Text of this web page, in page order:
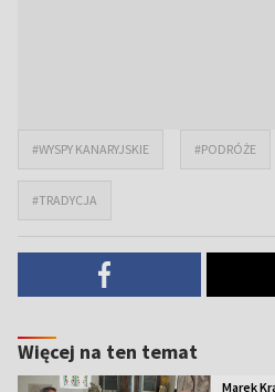
#WYSPY KANARYJSKIE #PODRÓŻE
#TRADYCJA
Więcej na ten temat
Marek